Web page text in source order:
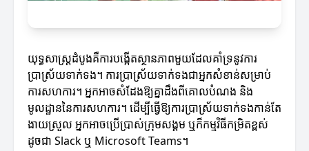
យុទ្ធសាស្រ្តដំបូងគឺការបង្កើតស្ថានភាពមួយដែលគាំទ្រនូវការ
ប្រាស្រ័យទាក់ទង។ ការប្រាស្រ័យទាក់ទងជាអ្នកសំខាន់សម្រាប់
ការសហការ។ អ្នកអាចសំដែងឱ្យគ្នាដឹងពីគោលបំណង និង
មូលដ្ឋាននៃការសហការ។ ដើម្បីធ្វើឱ្យការប្រាស្រ័យទាក់ទងកាន់តែ
ងាយស្រួល អ្នកអាចប្រើប្រាស់ក្រុមសង្គម ឬក៏កម្មវិធីកម្រិតខ្ពស់
ដូចជា Slack ឬ Microsoft Teams។